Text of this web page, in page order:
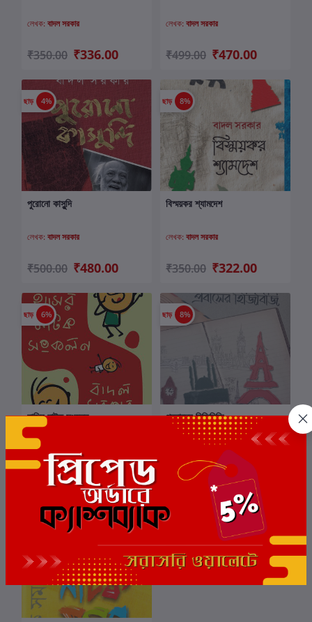
লেখক: বাদল সরকার
₹350.00 ₹336.00
লেখক: বাদল সরকার
₹499.00 ₹470.00
ছাড় 4%
কার্টে যোগ করুন
পুরোনো কাসুন্দি
লেখক: বাদল সরকার
₹500.00 ₹480.00
ছাড় 8%
কার্টে যোগ করুন
বিস্ময়কর শ্যামদেশ
লেখক: বাদল সরকার
₹350.00 ₹322.00
ছাড় 6%
কার্টে যোগ করুন
হাসির নাটক সংকলন
লেখক:
₹600.00 ₹566.00
ছাড় 8%
কার্টে যোগ করুন
প্রবাসের হিজিবিজি
₹400.00 ₹368.00
7%